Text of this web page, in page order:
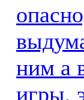
ним а
игры,